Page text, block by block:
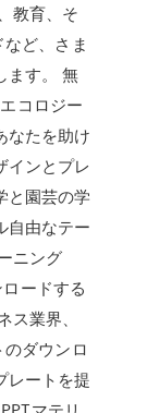
教育、そ
ど、さま
ます。 無
コロジー
なたを助け
インとプレ
と園芸の学
自由なテー
ニング
ードする
業界、
ダウンロ
レートを提